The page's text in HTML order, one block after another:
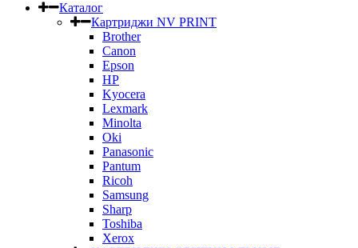
Каталог
Картриджи NV PRINT
Brother
Canon
Epson
HP
Kyocera
Lexmark
Minolta
Oki
Panasonic
Pantum
Ricoh
Samsung
Sharp
Toshiba
Xerox